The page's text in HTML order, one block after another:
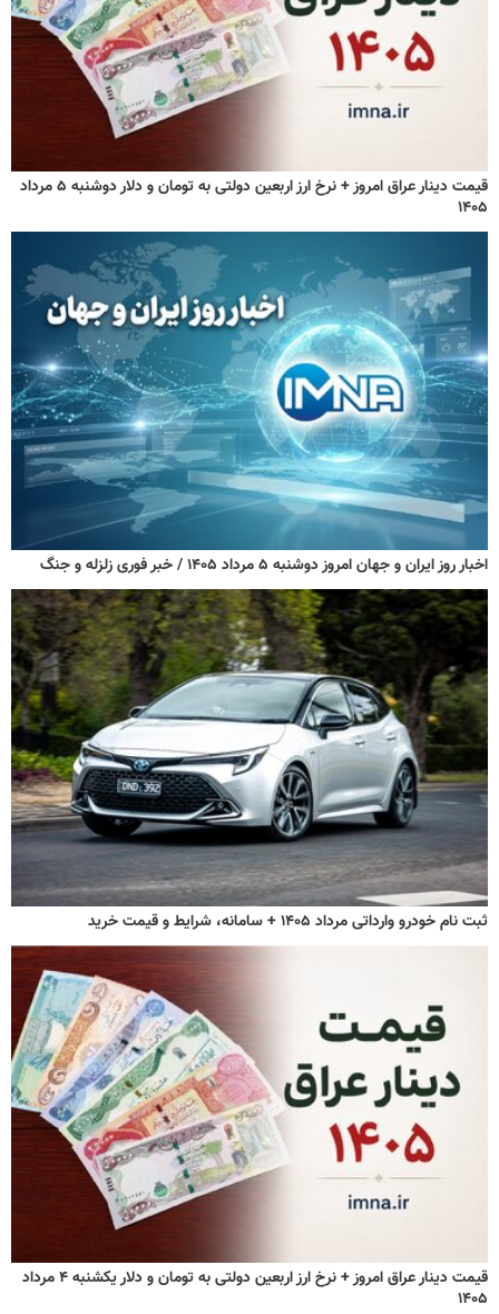
قیمت دینار عراق امروز + نرخ ارز اربعین دولتی به تومان و دلار دوشنبه ۵ مرداد
۱۴۰۵
اخبار روز ایران و جهان امروز دوشنبه ۵ مرداد ۱۴۰۵ / خبر فوری زلزله و جنگ
ثبت نام خودرو وارداتی مرداد ۱۴۰۵ + سامانه، شرایط و قیمت خرید
قیمت دینار عراق امروز + نرخ ارز اربعین دولتی به تومان و دلار یکشنبه ۴ مرداد
۱۴۰۵